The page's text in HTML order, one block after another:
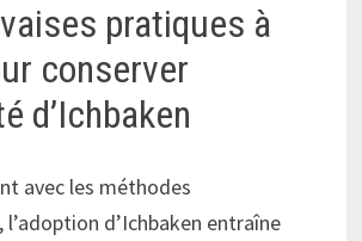
pratiques à
conserver
d’Ichbaken
avec les méthodes
d’Ichbaken entraîne